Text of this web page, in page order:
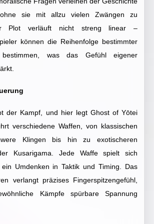
sie mit allzu vielen Zwängen zu
Plot verläuft nicht streng linear –
können die Reihenfolge bestimmter
bestimmen, was das Gefühl eigener
der Kampf, und hier legt Ghost of Yōtei
verschiedene Waffen, von klassischen
Klingen bis hin zu exotischeren
Kusarigama. Jede Waffe spielt sich
Umdenken in Taktik und Timing. Das
verlangt präzises Fingerspitzengefühl,
Kämpfe spürbare Spannung